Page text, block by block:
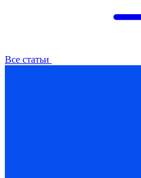
Все статьи